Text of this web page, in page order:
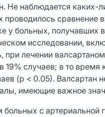
Не наблюдается каких-
проводилось сравнение
у больных, получавших
исследовании,
при лечении
19% случаев; в то
(р < 0.05). Валсартан
имеющие важное
больных с